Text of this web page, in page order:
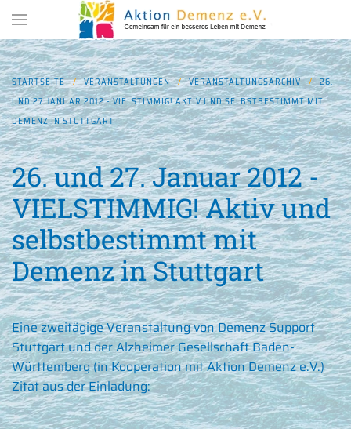
Zum Hauptinhalt springen
STARTSEITE VERANSTALTUNGEN VERANSTALTUNGSARCHIV
26.
UND 27. JANUAR 2012 - VIELSTIMMIG! AKTIV UND SELBSTBESTIMMT MIT
DEMENZ IN STUTTGART
26. und 27. Januar 2012 -
VIELSTIMMIG! Aktiv und
selbstbestimmt mit
Demenz in Stuttgart
Eine zweitägige Veranstaltung von Demenz Support
Stuttgart und der Alzheimer Gesellschaft Baden-
Württemberg (in Kooperation mit Aktion Demenz e.V.)
Zitat aus der Einladung: